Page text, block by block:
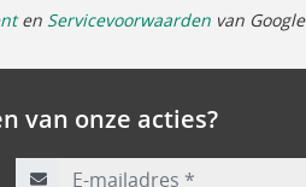
en Servicevoorwaarden van Google
van onze acties?